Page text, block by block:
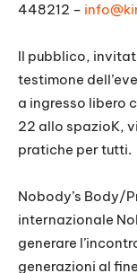
448212 –
Il pubblico,
testimone
a ingresso libero
22 allo spazioK,
pratiche per tutti.
Nobody’s Body/
internazionale
generare
generazioni al